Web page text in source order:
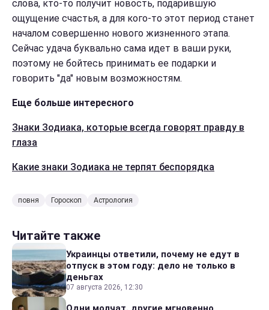
слова, кто-то получит новость, подарившую
ощущение счастья, а для кого-то этот период станет
началом совершенно нового жизненного этапа.
Сейчас удача буквально сама идет в ваши руки,
поэтому не бойтесь принимать ее подарки и
говорить "да" новым возможностям.
Еще больше интересного
Знаки Зодиака, которые всегда говорят правду в
глаза
Какие знаки Зодиака не терпят беспорядка
повня Гороскоп Астрология
Читайте также
Украинцы ответили, почему не едут в
отпуск в этом году: дело не только в
деньгах
07 августа 2026, 12:30